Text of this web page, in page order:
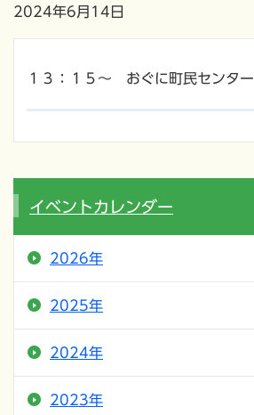
2024年6月14日
１３：１５～ おぐに町民センター
イベントカレンダー
2026年
2025年
2024年
2023年